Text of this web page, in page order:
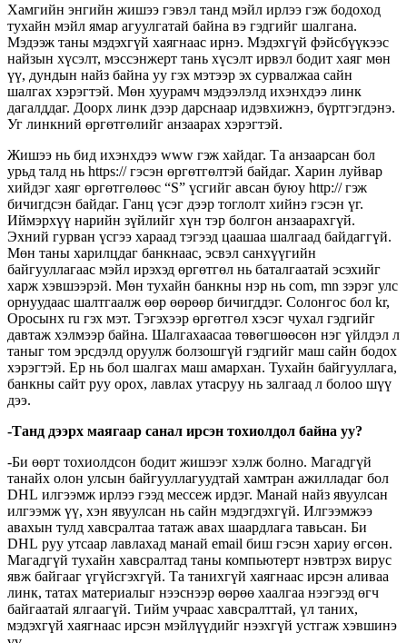
Хамгийн энгийн жишээ гэвэл танд мэйл ирлээ гэж бодоход
тухайн мэйл ямар агуулгатай байна вэ гэдгийг шалгана.
Мэдээж таны мэдэхгүй хаягнаас ирнэ. Мэдэхгүй фэйсбүүкээс
найзын хүсэлт, мэссэнжерт тань хүсэлт ирвэл бодит хаяг мөн
үү, дундын найз байна уу гэх мэтээр эх сурвалжаа сайн
шалгах хэрэгтэй. Мөн хуурамч мэдээлэлд ихэнхдээ линк
дагалддаг. Доорх линк дээр дарснаар идэвхижнэ, бүртгэгдэнэ.
Уг линкний өргөтгөлийг анзаарах хэрэгтэй.
Жишээ нь бид ихэнхдээ www гэж хайдаг. Та анзаарсан бол
урьд талд нь https:// гэсэн өргөтгөлтэй байдаг. Харин луйвар
хийдэг хаяг өргөтгөлөөс “S” үсгийг авсан буюу http:// гэж
бичигдсэн байдаг. Ганц үсэг дээр тоглолт хийнэ гэсэн үг.
Иймэрхүү нарийн зүйлийг хүн тэр болгон анзаарахгүй.
Эхний гурван үсгээ хараад тэгээд цаашаа шалгаад байдаггүй.
Мөн таны харилцдаг банкнаас, эсвэл санхүүгийн
байгууллагаас мэйл ирэхэд өргөтгөл нь баталгаатай эсэхийг
харж хэвшээрэй. Мөн тухайн банкны нэр нь com, mn зэрэг улс
орнуудаас шалтгаалж өөр өөрөөр бичигддэг. Солонгос бол kr,
Оросынх ru гэх мэт. Тэгэхээр өргөтгөл хэсэг чухал гэдгийг
давтаж хэлмээр байна. Шалгахаасаа төвөгшөөсөн нэг үйлдэл л
таныг том эрсдэлд оруулж болзошгүй гэдгийг маш сайн бодох
хэрэгтэй. Ер нь бол шалгах маш амархан. Тухайн байгууллага,
банкны сайт руу орох, лавлах утасруу нь залгаад л болоо шүү
дээ.
-Танд дээрх маягаар санал ирсэн тохиолдол байна уу?
-Би өөрт тохиолдсон бодит жишээг хэлж болно. Магадгүй
танайх олон улсын байгууллагуудтай хамтран ажилладаг бол
DHL илгээмж ирлээ гээд мессеж ирдэг. Манай найз явуулсан
илгээмж үү, хэн явуулсан нь сайн мэдэгдэхгүй. Илгээмжээ
авахын тулд хавсралтаа татаж авах шаардлага тавьсан. Би
DHL руу утсаар лавлахад манай email биш гэсэн хариу өгсөн.
Магадгүй тухайн хавсралтад таны компьютерт нэвтрэх вирус
явж байгааг үгүйсгэхгүй. Та танихгүй хаягнаас ирсэн аливаа
линк, татах материалыг нээснээр өөрөө хаалгаа нээгээд өгч
байгаатай ялгаагүй. Тийм учраас хавсралттай, үл таних,
мэдэхгүй хаягнаас ирсэн мэйлүүдийг нээхгүй устгаж хэвшинэ